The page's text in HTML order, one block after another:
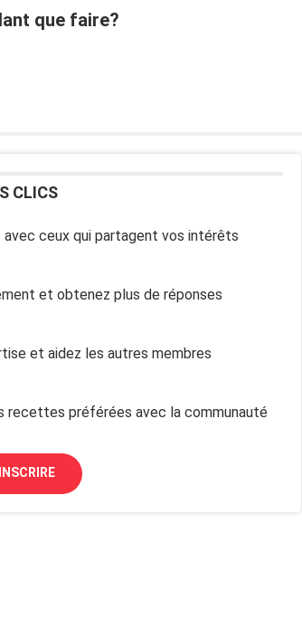
que faire?
CLICS
ceux qui partagent vos intérêts
et obtenez plus de réponses
et aidez les autres membres
recettes préférées avec la communauté